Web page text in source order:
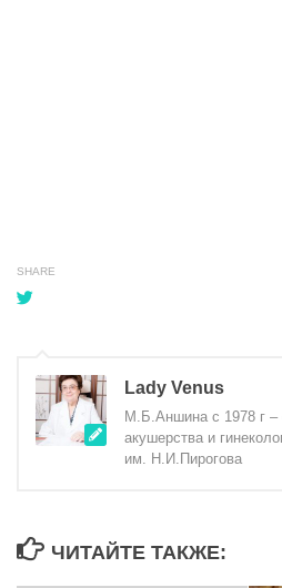
SHARE
Lady Venus
М.Б.Аншина с 1978 г –
акушерства и
им. Н.И.Пирогова
ЧИТАЙТЕ ТАКЖЕ: